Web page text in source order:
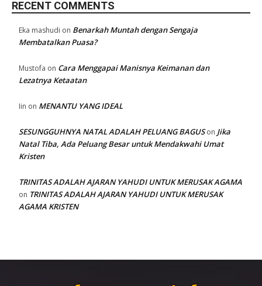
RECENT COMMENTS
Eka mashudi on Benarkah Muntah dengan Sengaja
Membatalkan Puasa?
Mustofa on Cara Menggapai Manisnya Keimanan dan
Lezatnya Ketaatan
Iin on MENANTU YANG IDEAL
SESUNGGUHNYA NATAL ADALAH PELUANG BAGUSon Jika
Natal Tiba, Ada Peluang Besar untuk Mendakwahi Umat
Kristen
TRINITAS ADALAH AJARAN YAHUDI UNTUK MERUSAK AGAMA
on TRINITAS ADALAH AJARAN YAHUDI UNTUK MERUSAK
AGAMA KRISTEN